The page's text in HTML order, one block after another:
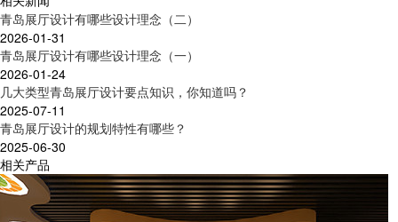
青岛展厅设计有哪些设计理念（二）
2026-01-31
青岛展厅设计有哪些设计理念（一）
2026-01-24
几大类型青岛展厅设计要点知识，你知道吗？
2025-07-11
青岛展厅设计的规划特性有哪些？
2025-06-30
相关产品